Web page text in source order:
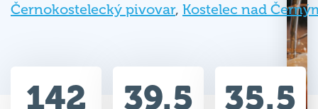
Černokostelecký pivovar, Kostelec nad
142 39.5 35.5